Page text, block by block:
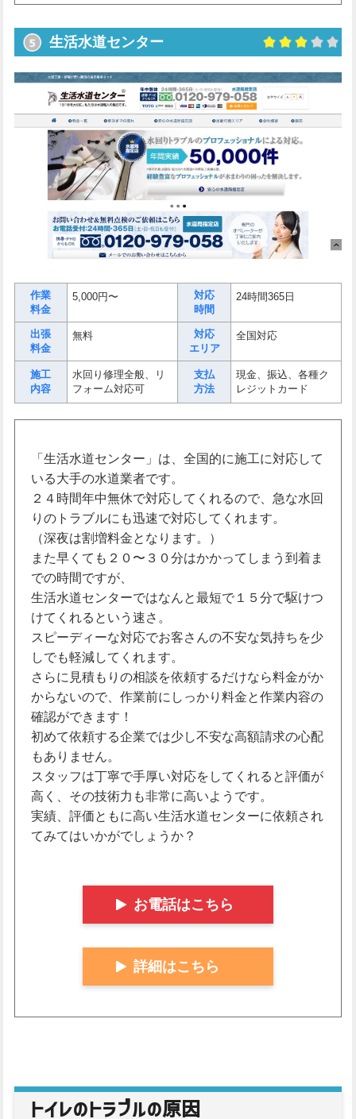
生活水道センター
作業
料金
5,000円〜
対応
時間
24時間365日
出張
料金
無料
対応
エリア
全国対応
施工
内容
水回り修理全般、リ
フォーム対応可
支払
方法
現金、振込、各種ク
レジットカード
「生活水道センター」は、全国的に施工に対応して
いる大手の水道業者です。
２４時間年中無休で対応してくれるので、急な水回
りのトラブルにも迅速で対応してくれます。
（深夜は割増料金となります。）
また早くても２０〜３０分はかかってしまう到着ま
での時間ですが、
生活水道センターではなんと最短で１５分で駆けつ
けてくれるという速さ。
スピーディーな対応でお客さんの不安な気持ちを少
しでも軽減してくれます。
さらに見積もりの相談を依頼するだけなら料金がか
からないので、作業前にしっかり料金と作業内容の
確認ができます！
初めて依頼する企業では少し不安な高額請求の心配
もありません。
スタッフは丁寧で手厚い対応をしてくれると評価が
高く、その技術力も非常に高いようです。
実績、評価ともに高い生活水道センターに依頼され
てみてはいかがでしょうか？
お電話はこちら
詳細はこちら
トイレのトラブルの原因